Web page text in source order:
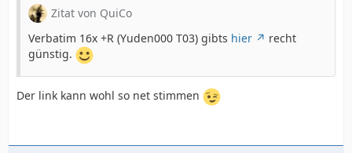
Zitat von QuiCo
Verbatim 16x +R (Yuden000 T03) gibts hier
recht
günstig.
Der link kann wohl so net stimmen